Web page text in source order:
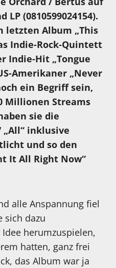
LP (0810599024154).
letzten Album „This
Indie-Rock-Quintett
Indie-Hit „Tongue
Amerikaner „Never
ein Begriff sein,
Millionen Streams
sie die
„All“ inklusive
und so den
It All Right Now“
alle Anspannung fiel
sich dazu
herumzuspielen,
hatten, ganz frei
das Album war ja